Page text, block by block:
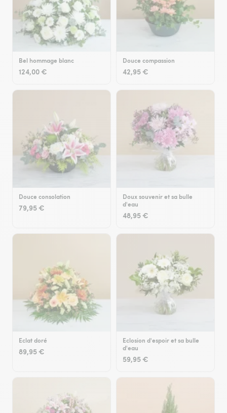
Bel hommage blanc
124,00 €
Douce compassion
42,95 €
Douce consolation
79,95 €
Doux souvenir et sa bulle
d'eau
48,95 €
Eclat doré
89,95 €
Eclosion d'espoir et sa bulle
d'eau
59,95 €